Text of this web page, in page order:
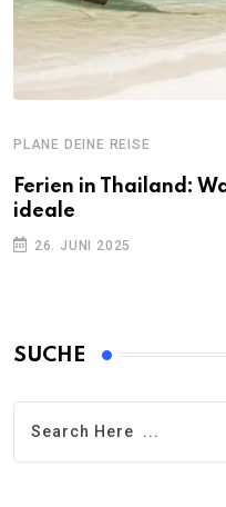
PLANE DEINE REISE
Ferien in Thailand:
ideale
26. JUNI 2025
SUCHE